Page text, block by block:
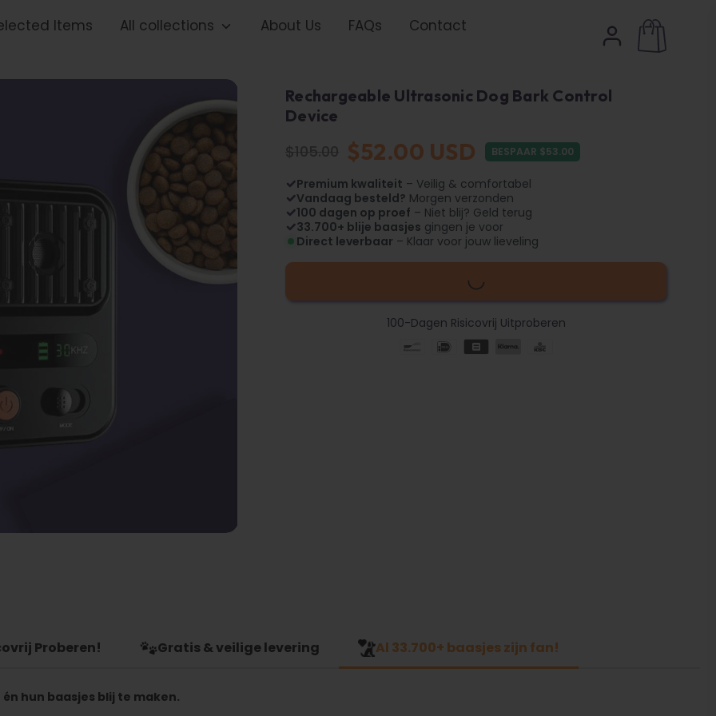
Items All collections About Us FAQs Contact
Rechargeable Ultrasonic Dog Bark Control
Device
price
$52.00 USD BESPAAR $53.00
Premium kwaliteit – Veilig & comfortabel
Vandaag besteld? Morgen verzonden
100 dagen op proef – Niet blij? Geld terug
33.700+ blije baasjes gingen je voor
Direct leverbaar – Klaar voor jouw lieveling
100-Dagen Risicovrij Uitproberen
Proberen! Gratis & veilige levering Al 33.700+ baasjes zijn fan!
hun baasjes blij te maken.